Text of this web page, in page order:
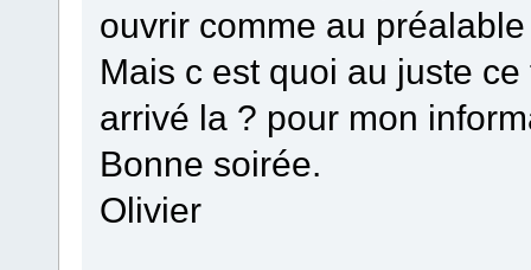
ouvrir comme au
Mais c est quoi au juste
arrivé la ? pour mon
Bonne soirée.
Olivier